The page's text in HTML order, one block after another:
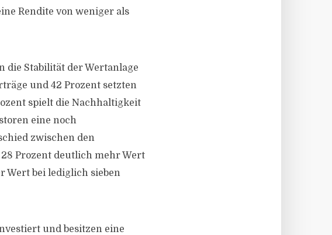
Rendite von weniger als
die Stabilität der Wertanlage
und 42 Prozent setzten
spielt die Nachhaltigkeit
eine noch
zwischen den
Prozent deutlich mehr Wert
Wert bei lediglich sieben
und besitzen eine